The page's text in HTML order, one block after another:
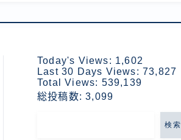
Today's Views: 1,602
Last 30 Days Views: 73,827
Total Views: 539,139
総投稿数:3,099
検索